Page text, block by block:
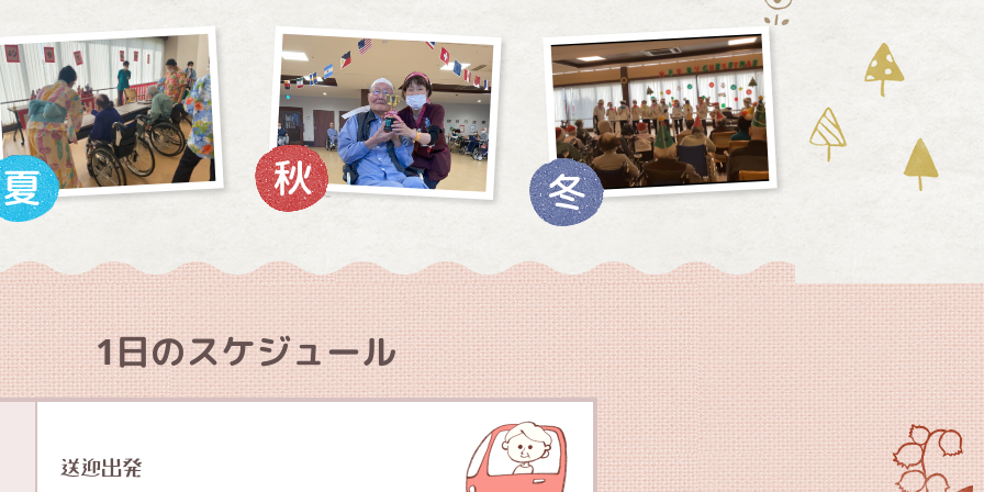
1日のスケジュール
送迎出発